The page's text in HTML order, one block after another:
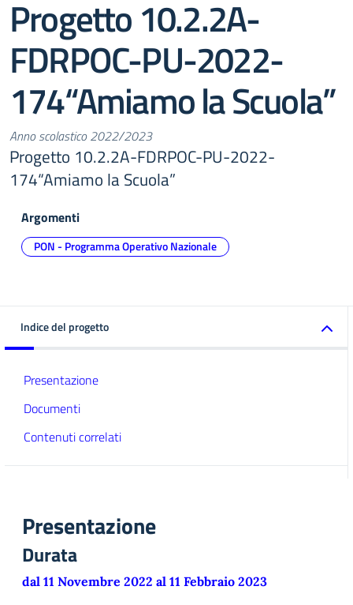
Progetto 10.2.2A-
FDRPOC-PU-2022-
174“Amiamo la Scuola”
Anno scolastico 2022/2023
Progetto 10.2.2A-FDRPOC-PU-2022-
174“Amiamo la Scuola”
Argomenti
PON - Programma Operativo Nazionale
Indice del progetto
Presentazione
Documenti
Contenuti correlati
Presentazione
Durata
dal 11 Novembre 2022 al 11 Febbraio 2023